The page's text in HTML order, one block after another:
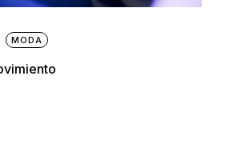
MODA